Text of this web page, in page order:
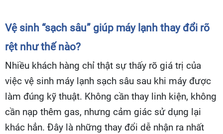
Vệ sinh “sạch sâu” giúp máy lạnh thay đổi rõ
rệt như thế nào?
Nhiều khách hàng chỉ thật sự thấy rõ giá trị của
việc vệ sinh máy lạnh sạch sâu sau khi máy được
làm đúng kỹ thuật. Không cần thay linh kiện, không
cần nạp thêm gas, nhưng cảm giác sử dụng lại
khác hẳn. Đây là những thay đổi dễ nhận ra nhất